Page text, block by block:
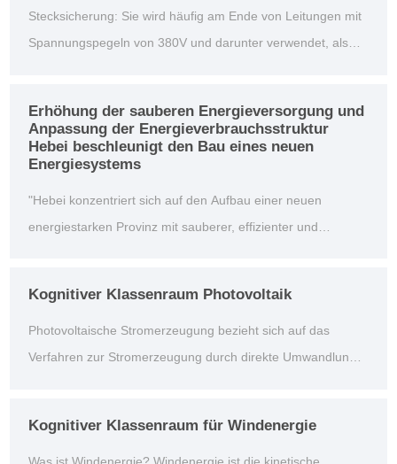
Stromkreises die elektrischen Geräte und Sch...
Stecksicherung: Sie wird häufig am Ende von Leitungen mit
Spannungspegeln von 380V und darunter verwendet, als
Erhöhung der sauberen Energieversorgung und
Anpassung der Energieverbrauchsstruktur
Hebei beschleunigt den Bau eines neuen
Energiesystems
"Hebei konzentriert sich auf den Aufbau einer neuen
energiestarken Provinz mit sauberer, effizienter und
Wind, Licht, Wasser, Feuer, Kernenergie, Speicherung und
Wasserstoff", sagte Ni Yuefeng, S...
Kognitiver Klassenraum Photovoltaik
Photovoltaische Stromerzeugung bezieht sich auf das
Verfahren zur Stromerzeugung durch direkte Umwandlung
Solarstromerzeugung heute, so was die Menschen oft als
Kognitiver Klassenraum für Windenergie